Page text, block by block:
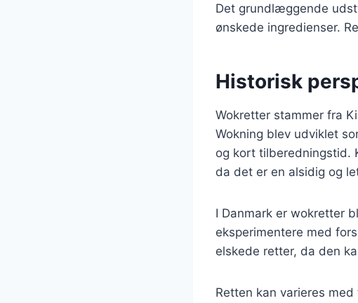
Det grundlæggende
ønskede ingredienser.
Historisk
Wokretter stammer fra
Wokning blev udviklet
og kort tilberedningstid.
da det er en alsidig og
I Danmark er wokretter
eksperimentere med
elskede retter, da den
Retten kan varieres